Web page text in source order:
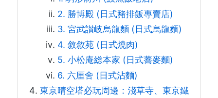
2. 勝博殿 (日式豬排飯專賣店)
3. 宮武讃岐烏龍麵 (日式烏龍麵)
4. 敘敘苑 (日式燒肉)
5. 小松庵総本家 (日式蕎麥麵)
6. 六厘舍 (日式沾麵)
東京晴空塔必玩周邊：淺草寺、東京鐵